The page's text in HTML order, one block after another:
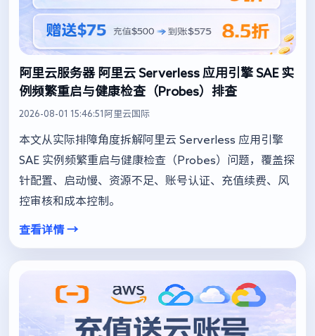
阿里云服务器 阿里云 Serverless 应用引擎 SAE 实
例频繁重启与健康检查（Probes）排查
2026-08-01 15:46:51 阿里云国际
本文从实际排障角度拆解阿里云 Serverless 应用引擎
SAE 实例频繁重启与健康检查（Probes）问题，覆盖探
针配置、启动慢、资源不足、账号认证、充值续费、风
控审核和成本控制。
查看详情 →